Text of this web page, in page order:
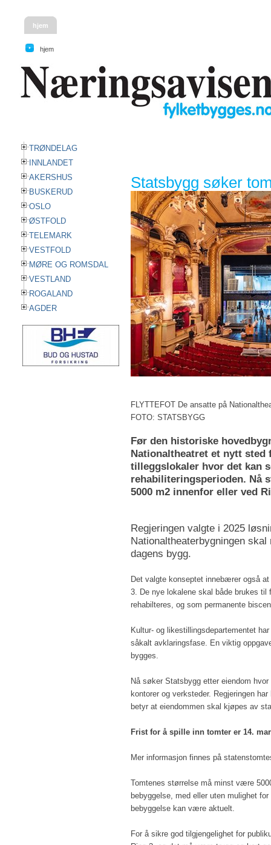
hjem
hjem
TRØNDELAG
INNLANDET
AKERSHUS
BUSKERUD
OSLO
ØSTFOLD
TELEMARK
VESTFOLD
MØRE OG ROMSDAL
VESTLAND
ROGALAND
AGDER
Statsbygg søker
FLYTTEFOT De ansatte på
FOTO: STATSBYGG
Før den historiske
Nationaltheatret et nytt sted
tilleggslokaler hvor det kan
rehabiliteringsperioden. Nå
5000 m2 innenfor eller ved
Regjeringen valgte i 2025
Nationaltheaterbygningen
dagens bygg.
Det valgte konseptet innebærer også
3. De nye lokalene skal både brukes til
rehabilteres, og som permanente
Kultur- og likestillingsdepartementet
såkalt avklaringsfase. En viktig
bygges.
Nå søker Statsbygg etter eiendom
kontorer og verksteder. Regjeringen
betyr at eiendommen skal kjøpes av
Frist for å spille inn tomter er 14.
Mer informasjon finnes på
Tomtenes størrelse må minst være
bebyggelse, med eller uten mulighet
bebyggelse kan være aktuelt.
For å sikre god tilgjengelighet for